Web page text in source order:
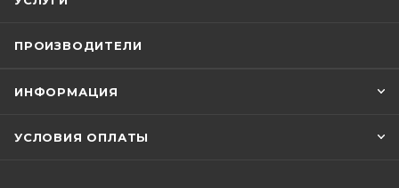
ПРОИЗВОДИТЕЛИ
ИНФОРМАЦИЯ
УСЛОВИЯ ОПЛАТЫ